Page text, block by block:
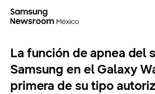
La función de apnea del
Samsung en el Galaxy
primera de su tipo